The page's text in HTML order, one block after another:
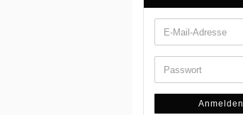
Anmelden